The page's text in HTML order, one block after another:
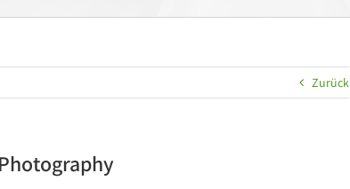
Zurück